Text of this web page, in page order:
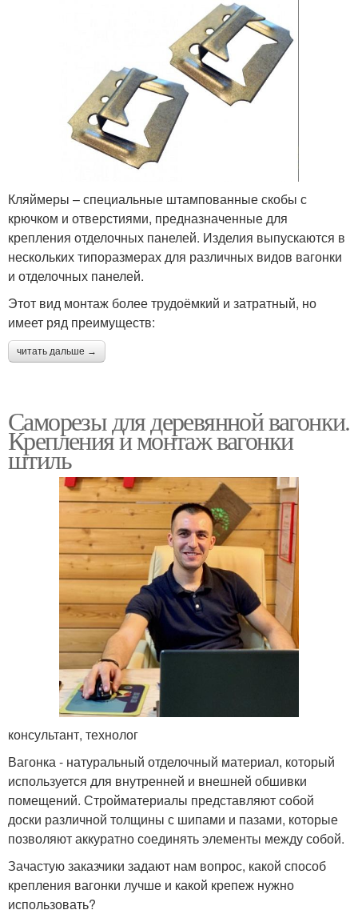
Кляймеры – специальные штампованные скобы с
крючком и отверстиями, предназначенные для
крепления отделочных панелей. Изделия выпускаются в
нескольких типоразмерах для различных видов вагонки
и отделочных панелей.
Этот вид монтаж более трудоёмкий и затратный, но
имеет ряд преимуществ:
читать дальше →
Саморезы для деревянной вагонки.
Крепления и монтаж вагонки
штиль
консультант, технолог
Вагонка - натуральный отделочный материал, который
используется для внутренней и внешней обшивки
помещений. Стройматериалы представляют собой
доски различной толщины с шипами и пазами, которые
позволяют аккуратно соединять элементы между собой.
Зачастую заказчики задают нам вопрос, какой способ
крепления вагонки лучше и какой крепеж нужно
использовать?